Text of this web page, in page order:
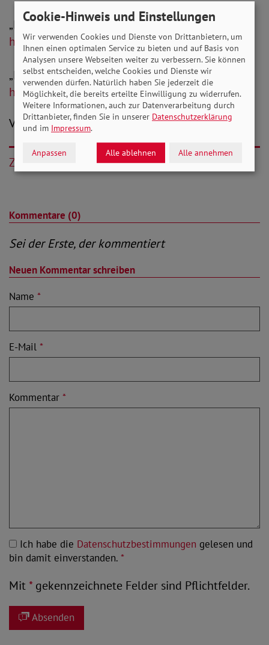
„Die inklusive Kommune“
https://youtu.be/GXr6TTo5v80
„KidsOnAir – Bildung“
https://youtu.be/v36r06vORGg
V.i.S.d.P.: Christian Draheim
Zurück
Kommentare (0)
Sei der Erste, der kommentiert
Neuen Kommentar schreiben
Name *
E-Mail *
Kommentar *
Ich habe die Datenschutzbestimmungen gelesen und
bin damit einverstanden. *
Mit*gekennzeichnete Felder sind Pflichtfelder.
Absenden
Cookie-Hinweis und Einstellungen
Wir verwenden Cookies und Dienste von Drittanbietern, um
Ihnen einen optimalen Service zu bieten und auf Basis von
Analysen unsere Webseiten weiter zu verbessern. Sie können
selbst entscheiden, welche Cookies und Dienste wir
verwenden dürfen. Natürlich haben Sie jederzeit die
Möglichkeit, die bereits erteilte Einwilligung zu widerrufen.
Weitere Informationen, auch zur Datenverarbeitung durch
Drittanbieter, finden Sie in unserer Datenschutzerklärung
und im Impressum.
Anpassen Alle ablehnen Alle annehmen